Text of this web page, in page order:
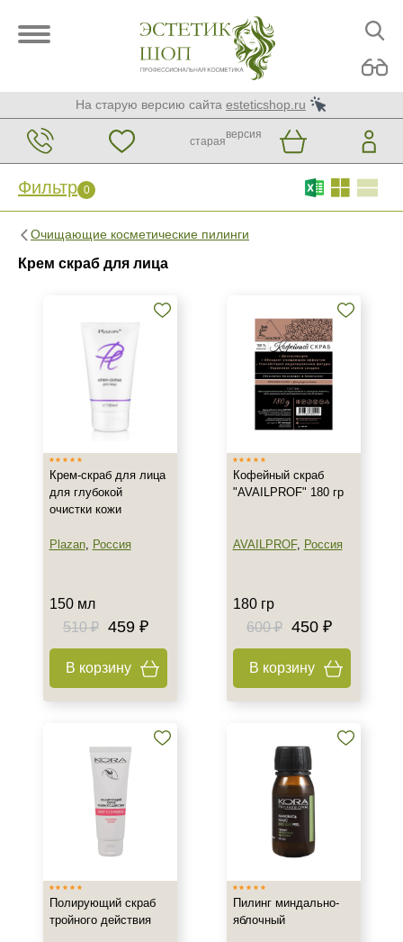
На старую версию сайта esteticshop.ru
старая
версия
Фильтр 0
Очищающие косметические пилинги
Крем скраб для лица
Фильтр 0
Россия
Тип товара
Мыло
Показать еще
Тип пилинга
Гликолевый
Домашняя
Профессиональная
Возраст
Крем-скраб для лица
для глубокой
очистки кожи
Plazan, Россия
150 мл
510 ₽ 459 ₽
В корзину
Кофейный скраб
"AVAILPROF" 180 гр
AVAILPROF, Россия
180 гр
600 ₽ 450 ₽
В корзину
Полирующий скраб
тройного действия
Пилинг миндально-
яблочный